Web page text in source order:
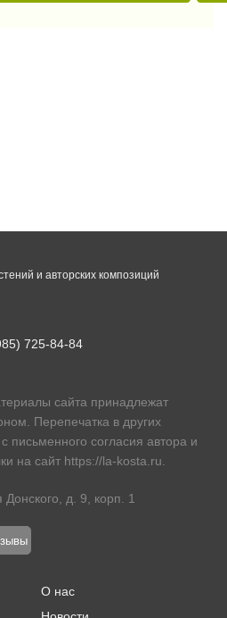
725-84-84
сайта принадлежат
Перепечатка в других
письменного согласия автора и
на сайт https://la-kosta.ru
д. 9, корп. 1
О нас